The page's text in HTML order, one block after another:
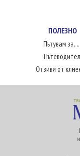
ПОЛЕЗНО
Пътувам за.....
Пътеводител
Отзиви от